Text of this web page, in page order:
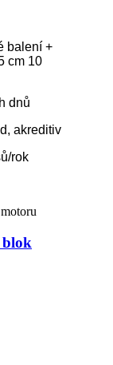
balení +
cm 10
dnů
akreditiv
rok